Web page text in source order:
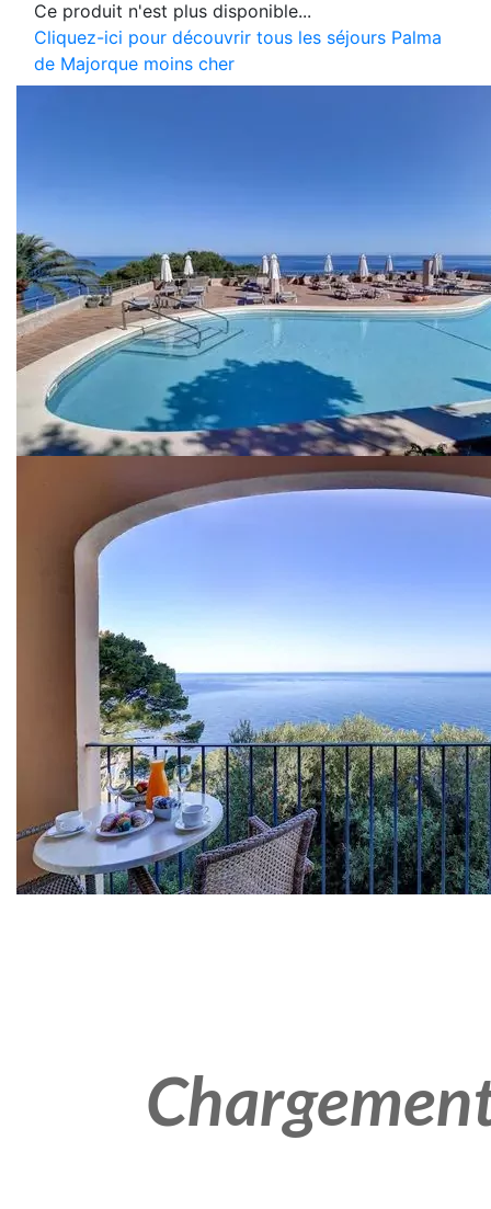
Ce produit n'est plus disponible...
Cliquez-ici pour découvrir tous les séjours Palma
de Majorque moins cher